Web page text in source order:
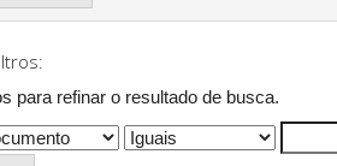
para refinar o resultado de busca.